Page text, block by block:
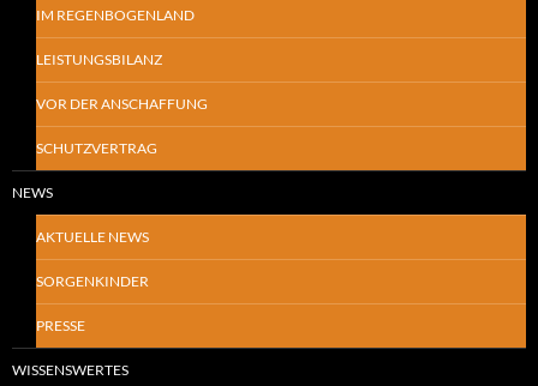
IM REGENBOGENLAND
LEISTUNGSBILANZ
VOR DER ANSCHAFFUNG
SCHUTZVERTRAG
NEWS
AKTUELLE NEWS
SORGENKINDER
PRESSE
WISSENSWERTES